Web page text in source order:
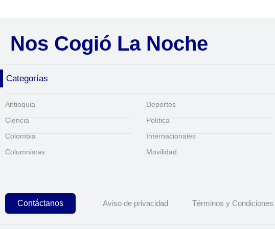
Nos Cogió La Noche
Categorías
Antioquia
Ciencia
Colombia
Columnistas
Deportes
Política
Internacionales
Movilidad
Contáctanos Aviso de privacidad Términos y Condiciones